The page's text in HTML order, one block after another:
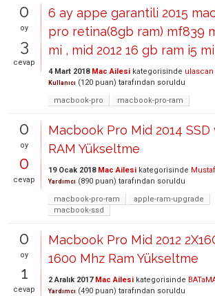
0
oy
3
cevap
6 ay appe garantili 2015
pro retina(8gb ram) mf839
mi , mid 2012 16 gb ram i5
4 Mart 2018 Mac Ailesi kategorisinde ulascan
Kullanıcı (120 puan) tarafından soruldu
macbook-pro
macbook-pro-ram
0
oy
0
cevap
Macbook Pro Mid 2014 SSD
RAM Yükseltme
19 Ocak 2018 Mac Ailesi kategorisinde
Yardımcı (890 puan) tarafından soruldu
macbook-pro-ram
apple-ram-upgrade
macbook-ssd
0
oy
1
cevap
Macbook Pro Mid 2012
1600 Mhz Ram Yükseltme
2 Aralık 2017 Mac Ailesi kategorisinde
Yardımcı (490 puan) tarafından soruldu